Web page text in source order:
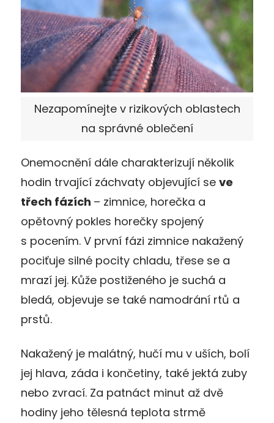
Nezapomínejte v rizikových oblastech
na správné oblečení
Onemocnění dále charakterizují několik
hodin trvající záchvaty objevující se ve
třech fázích – zimnice, horečka a
opětovný pokles horečky spojený
s pocením. V první fázi zimnice nakažený
pociťuje silné pocity chladu, třese se a
mrazí jej. Kůže postiženého je suchá a
bledá, objevuje se také namodrání rtů a
prstů.
Nakažený je malátný, hučí mu v uších, bolí
jej hlava, záda i končetiny, také jektá zuby
nebo zvrací. Za patnáct minut až dvě
hodiny jeho tělesná teplota strmě